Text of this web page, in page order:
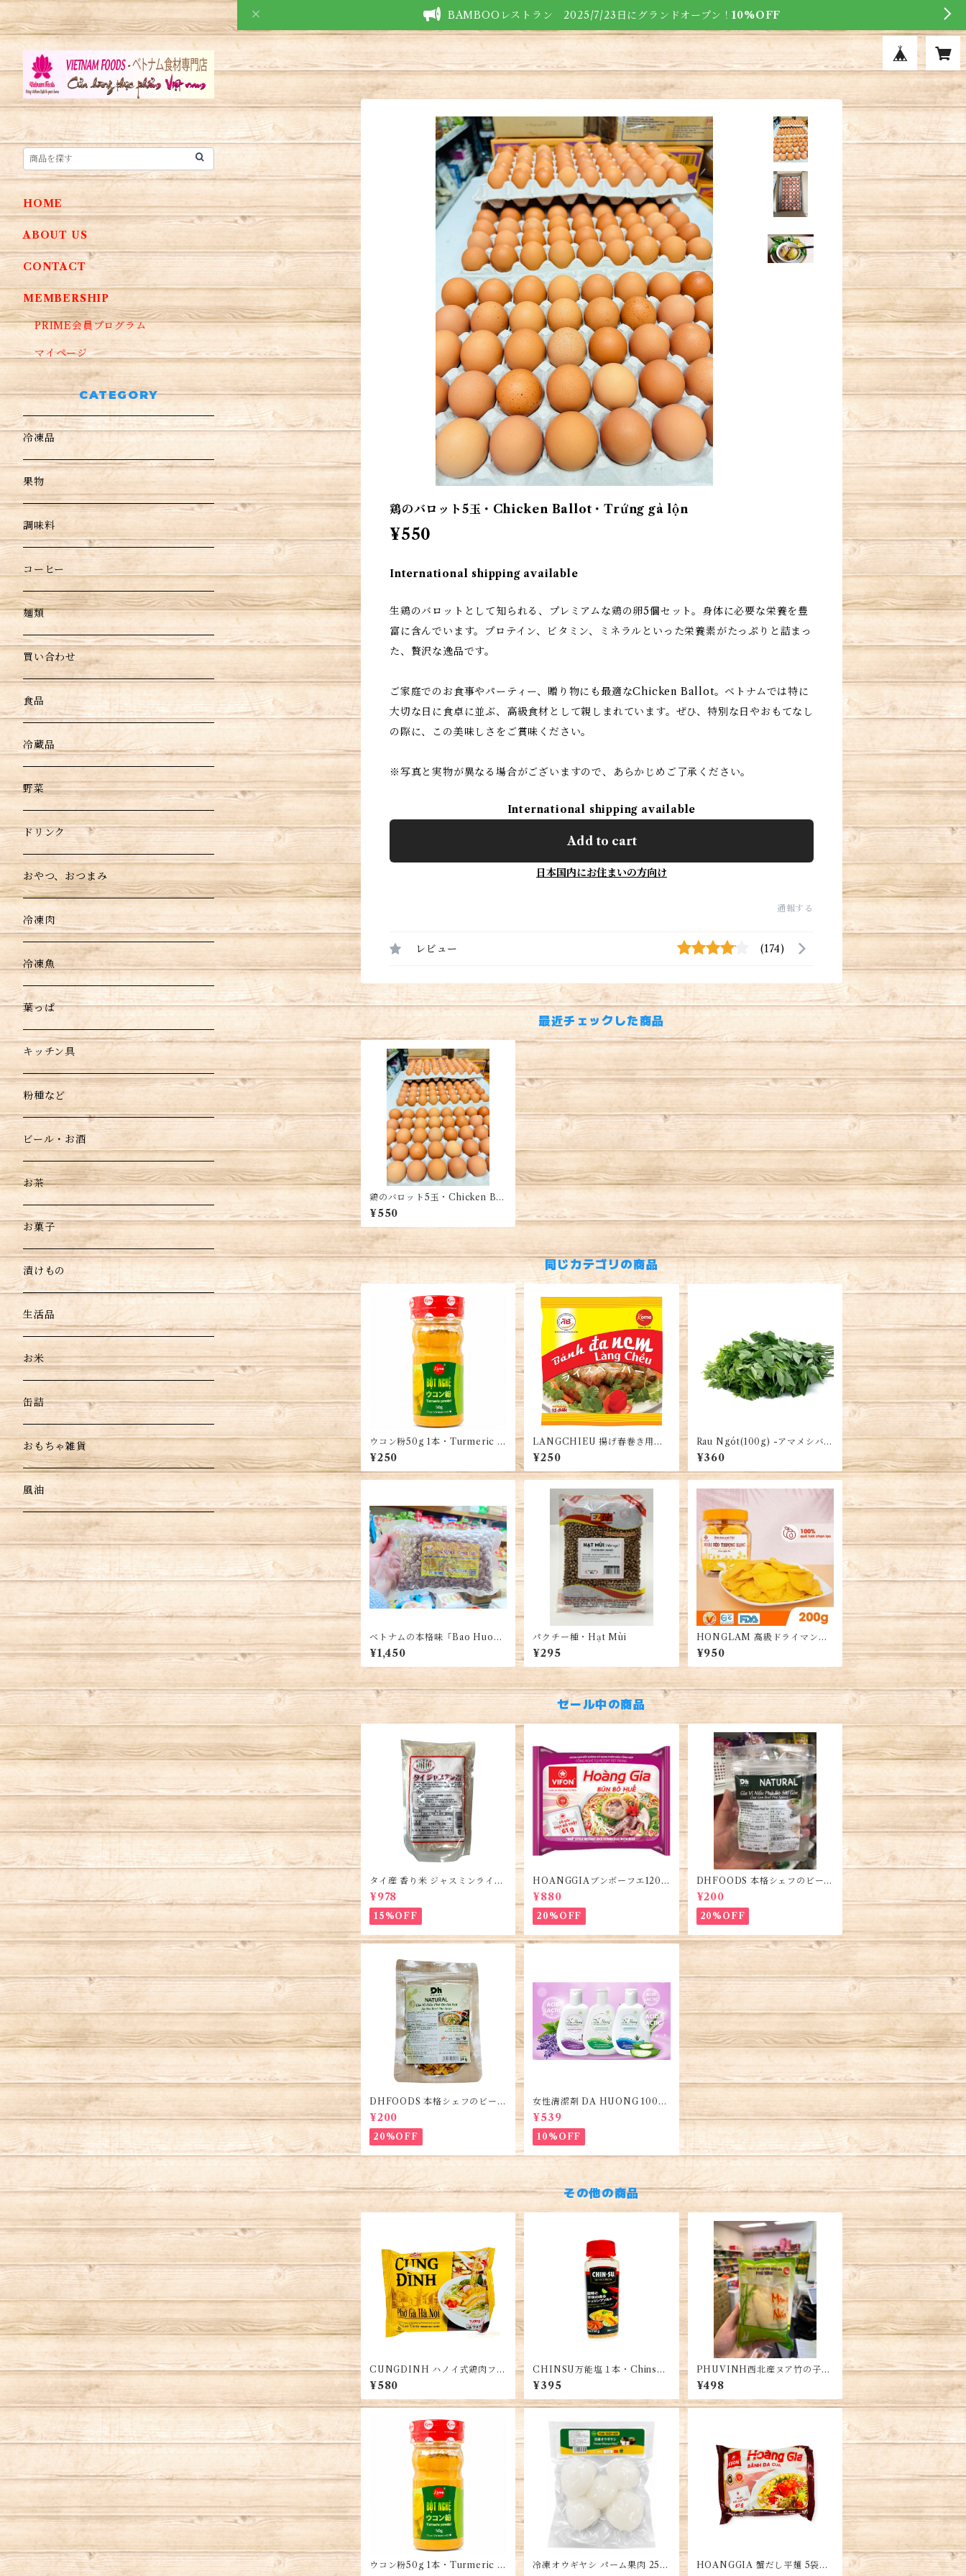
BAMBOOレストラン 2025/7/23日にグランドオープン！10%OFF
鶏のバロット5玉・Chicken Ballot・Trứng gà lộn
¥550
International shipping available
生鶏のバロットとして知られる、プレミアムな鶏の卵5個セット。身体に必要な栄養を豊
富に含んでいます。プロテイン、ビタミン、ミネラルといった栄養素がたっぷりと詰まっ
た、贅沢な逸品です。
ご家庭でのお食事やパーティー、贈り物にも最適なChicken Ballot。ベトナムでは特に
大切な日に食卓に並ぶ、高級食材として親しまれています。ぜひ、特別な日やおもてなし
の際に、この美味しさをご賞味ください。
※写真と実物が異なる場合がございますので、あらかじめご了承ください。
International shipping available
Add to cart
日本国内にお住まいの方向け
通報する
レビュー (174)
最近チェックした商品
鶏のバロット5玉・Chicken Ball
ot・Trứng gà lộn
¥550
同じカテゴリの商品
ウコン粉50g 1本・Turmeric P
owder・Bột Nghệ
¥250
LANGCHIEU 揚げ春巻き用ラ
イスペーパー（水塗らない）・B
ánh Đa Nem Làng Chiều
¥250
Rau Ngót(100g) -アマメシバ -
Moringa
¥360
ベトナムの本格味「Bao Huong
ブランド」五香粉で炒ったピー
ナッツ 500G/1袋・Lạc Rang
Húng Lìu Hiệu 「Bảo Hươn
g」 Túi 500G
¥1,450
パクチー種・Hạt Mùi
¥295
HONGLAM 高級ドライマンゴ
ー 200G もちもち実感・HỒNG
LAM Xoài Dẻo Thượng Hạng
200G
¥950
セール中の商品
タイ産 香り米 ジャスミンライス
450g (2袋)・Thai Jasmine Ric
e・Gao Thai
¥978
15%OFF
HOANGGIAブンボーフエ120g
(5袋)・Bún Bò Huế
¥880
20%OFF
DHFOODS 本格シェフのビーフ
フォーのセット・Gia Vị Phở B
ò Sài Gòn
¥200
20%OFF
DHFOODS 本格シェフのビーフ
フォーのセット・Gia Vị Phở B
ò Hà Nội
¥200
20%OFF
女性清潔剤 DA HUONG 100ml
1本・Women's Cleanser・Du
ng dịch vệ sinh phụ nữ
¥539
10%OFF
その他の商品
CUNGDINH ハノイ式鶏肉フォ
ー 5袋・Phở gà Hà Nội 5 Gói
¥580
CHINSU万能塩１本・Chinsu
Salt・Muối Chinsu
¥395
PHUVINH西北産ヌア竹の子1
袋・Northwest Nu’a Bamboo
Shoots・Măng Nứa Tây Bắc
Phú Vinh
¥498
ウコン粉50g 1本・Turmeric P
冷凍オウギヤシ パーム果肉 250
HOANGGIA 蟹だし平麺 5袋・
HOME
ABOUT US
CONTACT
MEMBERSHIP
PRIME会員プログラム
マイページ
CATEGORY
冷凍品
果物
調味料
コーヒー
麺類
買い合わせ
食品
冷蔵品
野菜
ドリンク
おやつ、おつまみ
冷凍肉
冷凍魚
葉っぱ
キッチン具
粉種など
ビール・お酒
お茶
お菓子
漬けもの
生活品
お米
缶詰
おもちゃ雑貨
風油